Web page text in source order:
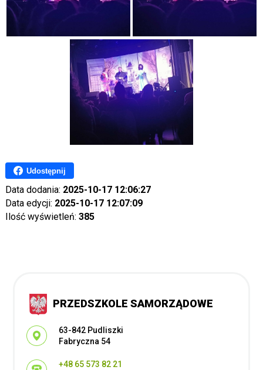
Udostępnij
Data dodania: 2025-10-17 12:06:27
Data edycji: 2025-10-17 12:07:09
Ilość wyświetleń: 385
PRZEDSZKOLE SAMORZĄDOWE
Adres pocztowy:
63-842 Pudliszki
Fabryczna 54
+48 65 573 82 21